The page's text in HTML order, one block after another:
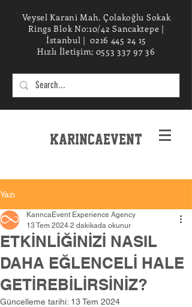
Veysel Karani Mah. Çolakoğlu Sokak
Rings Blok No:10/42 Sancaktepe |
İstanbul |0216 445 24 15
Hızlı İletişim; 0553 337 97 36
KarincaEvent
EXPERIENCe desIGN STUDIO
Yazı
ETKİNLİĞİNİZİ NASIL
DAHA EĞLENCELİ HALE
GETİREBİLİRSİNİZ?
KarıncaEvent Experience Agency
13 Tem 2024 2 dakikada okunur
Güncelleme tarihi: 13 Tem 2024